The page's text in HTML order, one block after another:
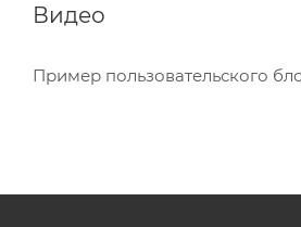
Стойкий к воздействию
Видео
Пример пользовательского